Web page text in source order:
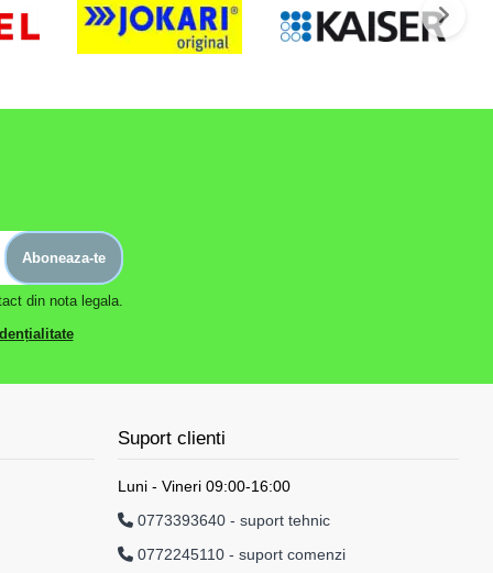
Aboneaza-te
din nota legala.
Suport clienti
Luni - Vineri 09:00-16:00
0773393640 - suport tehnic
0772245110 - suport comenzi